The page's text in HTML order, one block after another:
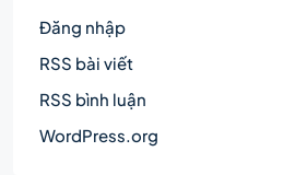
Đăng nhập
RSS bài viết
RSS bình luận
WordPress.org